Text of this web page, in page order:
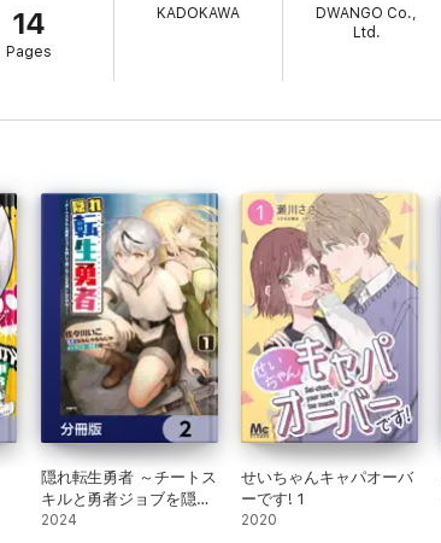
14
Pages
KADOKAWA
DWANGO Co.,
Ltd.
隠れ転生勇者 ～チートス
キルと勇者ジョブを隠し
て第二の人生を楽しんで
2024
せいちゃんキャパオーバ
ーです! 1
2020